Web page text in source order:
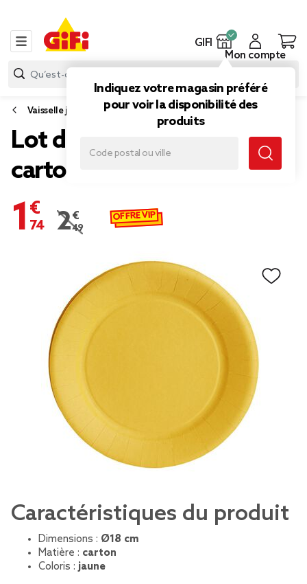
GIFI
Indiquez votre magasin préféré
pour voir la disponibilité des
produits
Mon compte
Vaisselle jetable et réutilisable
Lot de 10 assiettes en
carton jaune Ø18 cm
1,74 €
Prix remisé de 2,49 € à 1,74 €
2,49 € OFFRE VIP
Caractéristiques du produit
Dimensions : Ø18 cm
Matière : carton
Coloris : jaune